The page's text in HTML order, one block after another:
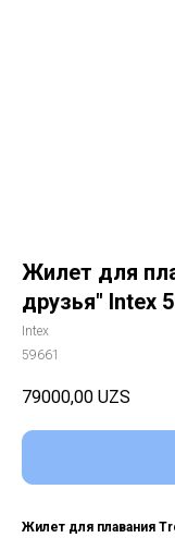
Жилет для
друзья" Intex
Intex
59661
79000,00 UZS
Жилет для плавания